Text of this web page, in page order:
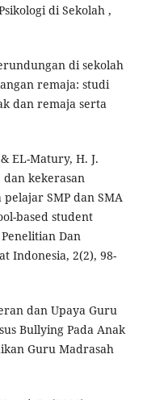
di Sekolah ,
di sekolah
remaja: studi
dan remaja serta
EL-Matury, H. J.
kekerasan
SMP dan SMA
based student
Dan
Indonesia, 2(2), 98-
dan Upaya Guru
Bullying Pada Anak
Guru Madrasah